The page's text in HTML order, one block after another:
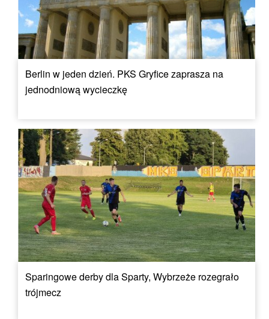
Berlin w jeden dzień. PKS Gryfice zaprasza na
jednodniową wycieczkę
Sparingowe derby dla Sparty, Wybrzeże rozegrało
trójmecz